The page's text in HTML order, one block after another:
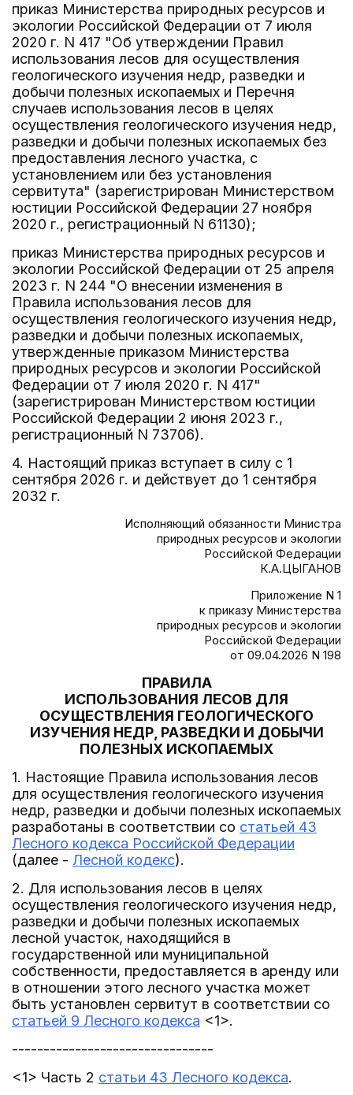
приказ Министерства природных ресурсов и
экологии Российской Федерации от 7 июля
2020 г. N 417 "Об утверждении Правил
использования лесов для осуществления
геологического изучения недр, разведки и
добычи полезных ископаемых и Перечня
случаев использования лесов в целях
осуществления геологического изучения недр,
разведки и добычи полезных ископаемых без
предоставления лесного участка, с
установлением или без установления
сервитута" (зарегистрирован Министерством
юстиции Российской Федерации 27 ноября
2020 г., регистрационный N 61130);
приказ Министерства природных ресурсов и
экологии Российской Федерации от 25 апреля
2023 г. N 244 "О внесении изменения в
Правила использования лесов для
осуществления геологического изучения недр,
разведки и добычи полезных ископаемых,
утвержденные приказом Министерства
природных ресурсов и экологии Российской
Федерации от 7 июля 2020 г. N 417"
(зарегистрирован Министерством юстиции
Российской Федерации 2 июня 2023 г.,
регистрационный N 73706).
4. Настоящий приказ вступает в силу с 1
сентября 2026 г. и действует до 1 сентября
2032 г.
Исполняющий обязанности Министра
природных ресурсов и экологии
Российской Федерации
К.А.ЦЫГАНОВ
Приложение N 1
к приказу Министерства
природных ресурсов и экологии
Российской Федерации
от 09.04.2026 N 198
ПРАВИЛА
ИСПОЛЬЗОВАНИЯ ЛЕСОВ ДЛЯ
ОСУЩЕСТВЛЕНИЯ ГЕОЛОГИЧЕСКОГО
ИЗУЧЕНИЯ НЕДР, РАЗВЕДКИ И ДОБЫЧИ
ПОЛЕЗНЫХ ИСКОПАЕМЫХ
1. Настоящие Правила использования лесов
для осуществления геологического изучения
недр, разведки и добычи полезных ископаемых
разработаны в соответствии со статьей 43
Лесного кодекса Российской Федерации
(далее - Лесной кодекс).
2. Для использования лесов в целях
осуществления геологического изучения недр,
разведки и добычи полезных ископаемых
лесной участок, находящийся в
государственной или муниципальной
собственности, предоставляется в аренду или
в отношении этого лесного участка может
быть установлен сервитут в соответствии со
статьей 9 Лесного кодекса <1>.
--------------------------------
<1> Часть 2 статьи 43 Лесного кодекса.